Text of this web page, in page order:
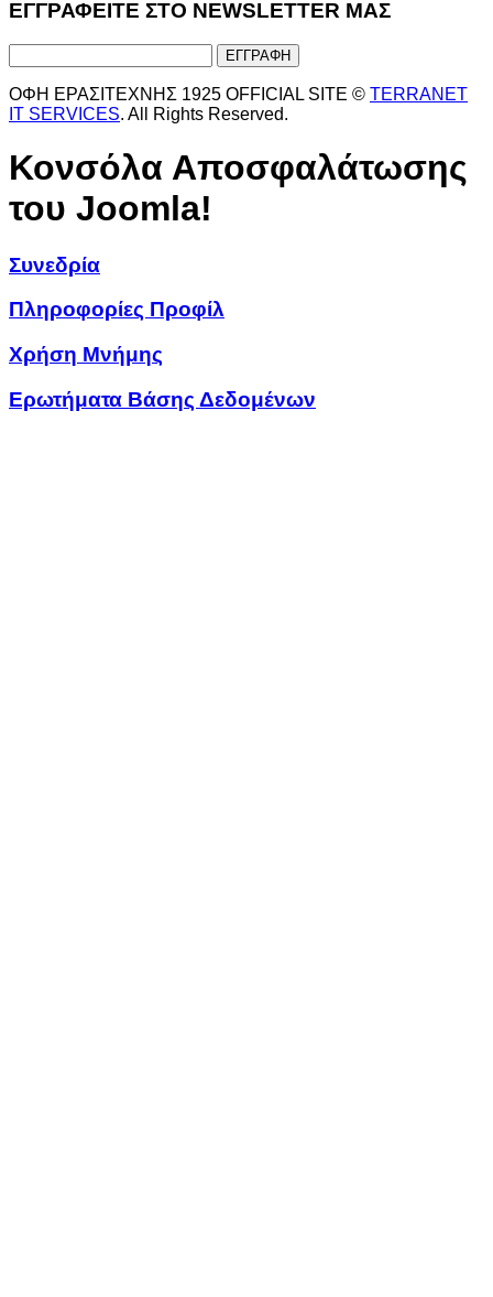
ΕΓΓΡΑΦΕΙΤΕ ΣΤΟ NEWSLETTER ΜΑΣ
ΟΦΗ ΕΡΑΣΙΤΕΧΝΗΣ 1925 OFFICIAL SITE © TERRANET
IT SERVICES. All Rights Reserved.
Κονσόλα Αποσφαλάτωσης
του Joomla!
Συνεδρία
Πληροφορίες Προφίλ
Χρήση Μνήμης
Ερωτήματα Βάσης Δεδομένων